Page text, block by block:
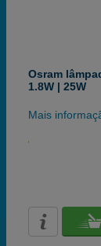
Osram
1.8W | 25W
Mais